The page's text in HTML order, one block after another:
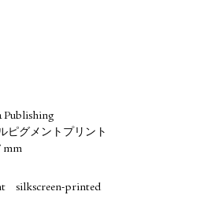
Publishing
ピグメントプリント
mm
silkscreen-printed